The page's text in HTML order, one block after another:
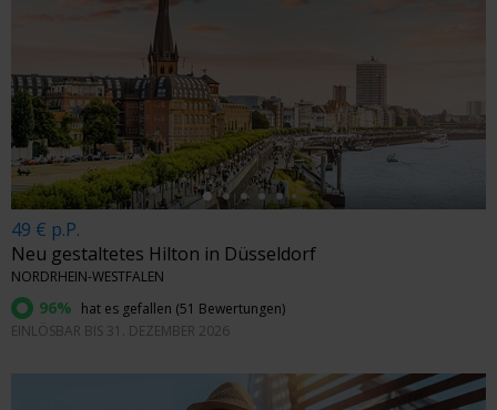
←
49 € p.P.
Neu gestaltetes Hilton in Düsseldorf
NORDRHEIN-WESTFALEN
96% hat es gefallen (51 Bewertungen)
EINLÖSBAR BIS 31. DEZEMBER 2026